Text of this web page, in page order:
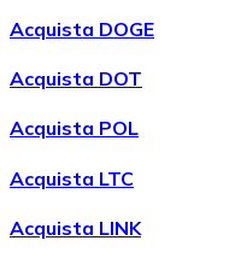
Acquista DOGE
Acquista DOT
Acquista POL
Acquista LTC
Acquista LINK